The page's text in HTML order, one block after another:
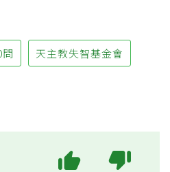
天主教失智基金會